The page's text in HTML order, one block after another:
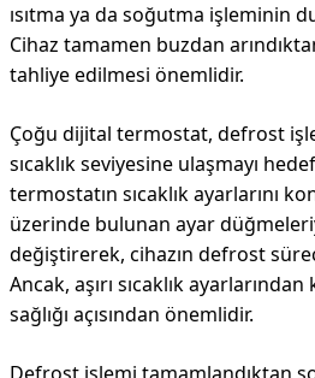
ısıtma ya da soğutma işleminin
Cihaz tamamen buzdan
tahliye edilmesi önemlidir.
Çoğu dijital termostat, defrost
sıcaklık seviyesine ulaşmayı
termostatın sıcaklık ayarlarını
üzerinde bulunan ayar
değiştirerek, cihazın defrost
Ancak, aşırı sıcaklık ayarlarından
sağlığı açısından önemlidir.